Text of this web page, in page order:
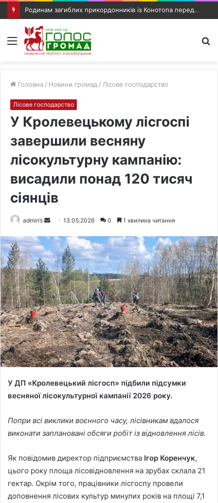
Родинам загиблих прикордонників із Конотопа передали посмертні нагороди
Меню
Головна / Новини громад / Лісове господарство
Лісове господарство
У Кролевецькому лісгоспі
завершили весняну
лісокультурну кампанію:
висадили понад 120 тисяч
сіянців
admin’s
d
a
n
e
m
a
i
l
13.05.2026 0 1 хвилина читання
У ДП «Кролевецький лісгосп» підбили підсумки
весняної лісокультурної кампанії 2026 року.
Попри всі виклики воєнного часу, лісівникам вдалося
виконати заплановані обсяги робіт із відновлення лісів.
Як повідомив директор підприємства Ігор Коренчук,
цього року площа лісовідновлення на зрубах склала 21
гектар. Окрім того, працівники лісгоспу провели
доповнення лісових культур минулих років на площі 7,1